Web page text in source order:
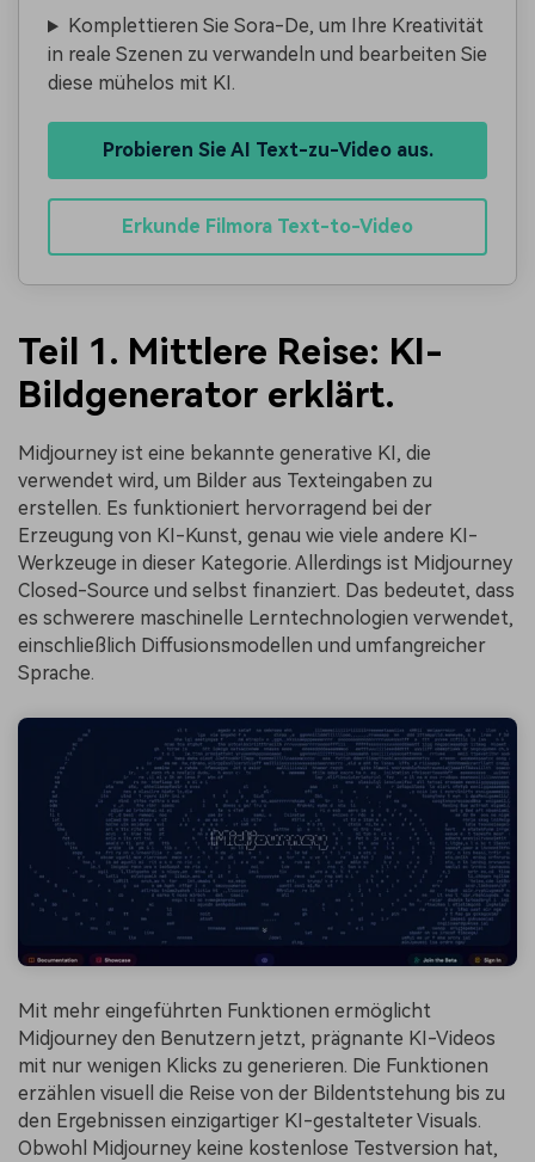
Komplettieren Sie Sora-De, um Ihre Kreativität
in reale Szenen zu verwandeln und bearbeiten Sie
diese mühelos mit KI.
Probieren Sie AI Text-zu-Video aus.
Erkunde Filmora Text-to-Video
Teil 1. Mittlere Reise: KI-
Bildgenerator erklärt.
Midjourney ist eine bekannte generative KI, die
verwendet wird, um Bilder aus Texteingaben zu
erstellen. Es funktioniert hervorragend bei der
Erzeugung von KI-Kunst, genau wie viele andere KI-
Werkzeuge in dieser Kategorie. Allerdings ist Midjourney
Closed-Source und selbst finanziert. Das bedeutet, dass
es schwerere maschinelle Lerntechnologien verwendet,
einschließlich Diffusionsmodellen und umfangreicher
Sprache.
Mit mehr eingeführten Funktionen ermöglicht
Midjourney den Benutzern jetzt, prägnante KI-Videos
mit nur wenigen Klicks zu generieren. Die Funktionen
erzählen visuell die Reise von der Bildentstehung bis zu
den Ergebnissen einzigartiger KI-gestalteter Visuals.
Obwohl Midjourney keine kostenlose Testversion hat,